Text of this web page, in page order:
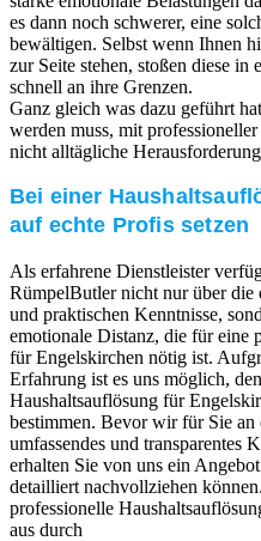
es dann noch schwerer, eine
bewältigen. Selbst wenn Ihnen
zur Seite stehen, stoßen diese in
schnell an ihre Grenzen.
Ganz gleich was dazu geführt
werden muss, mit
nicht alltägliche
Bei einer
auf echte Profis setzen
Als erfahrene Dienstleister
RümpelButler nicht nur über die
und praktischen Kenntnisse,
emotionale Distanz, die für eine
für Engelskirchen nötig ist.
Erfahrung ist es uns möglich,
Haushaltsauflösung für
bestimmen. Bevor wir für Sie
umfassendes und transparentes
erhalten Sie von uns ein
detailliert nachvollziehen
professionelle
aus durch